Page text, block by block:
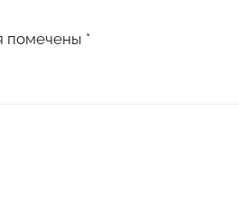
помечены *